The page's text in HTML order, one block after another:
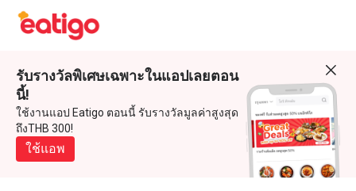
รับรางวัลพิเศษเฉพาะในแอปเลยตอน
นี้!
ใช้งานแอป Eatigo ตอนนี้ รับรางวัลมูลค่าสูงสุด
ถึงTHB 300!
ใช้แอพ